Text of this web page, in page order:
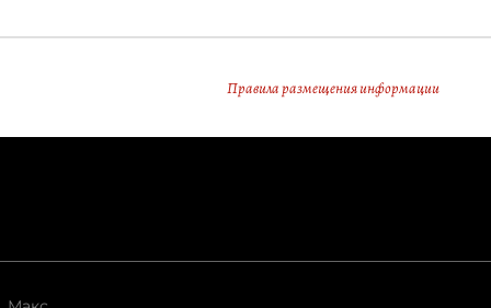
Правила размещения информации